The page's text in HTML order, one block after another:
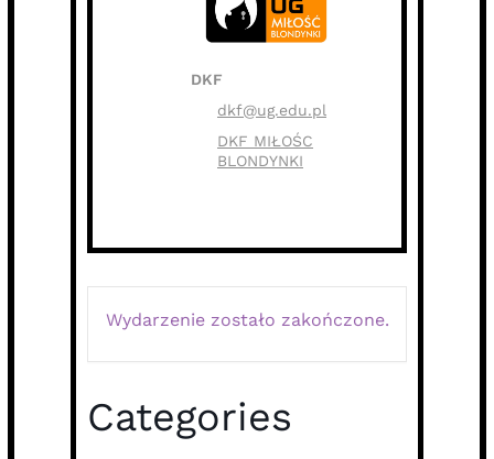
DKF
dkf@ug.edu.pl
DKF MIŁOŚC
BLONDYNKI
Wydarzenie zostało zakończone.
Categories